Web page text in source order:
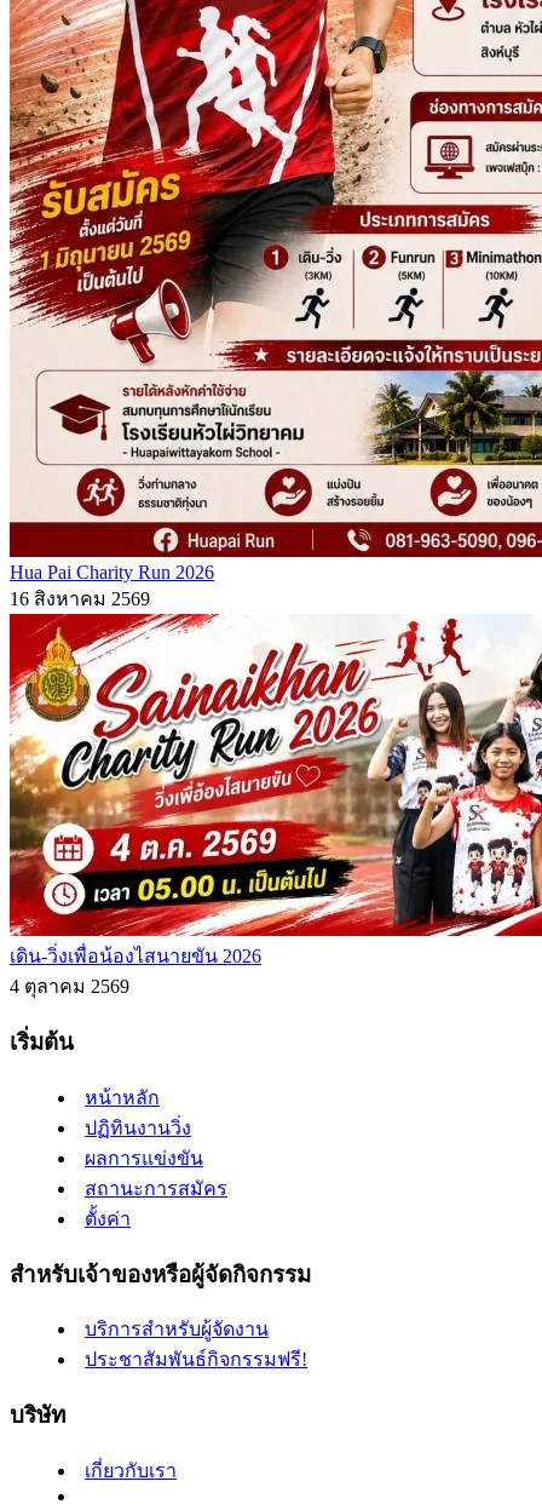
Hua Pai Charity Run 2026
16 สิงหาคม 2569
เดิน-วิ่งเพื่อน้องไสนายขัน 2026
4 ตุลาคม 2569
เริ่มต้น
หน้าหลัก
ปฏิทินงานวิ่ง
ผลการแข่งขัน
สถานะการสมัคร
ตั้งค่า
สำหรับเจ้าของหรือผู้จัดกิจกรรม
บริการสำหรับผู้จัดงาน
ประชาสัมพันธ์กิจกรรมฟรี!
บริษัท
เกี่ยวกับเรา